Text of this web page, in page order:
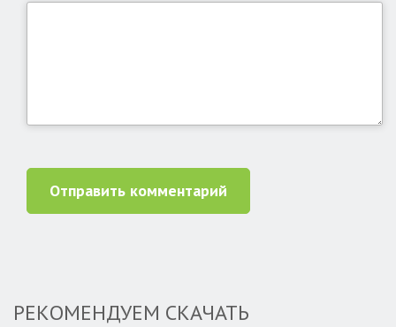
Отправить комментарий
РЕКОМЕНДУЕМ СКАЧАТЬ